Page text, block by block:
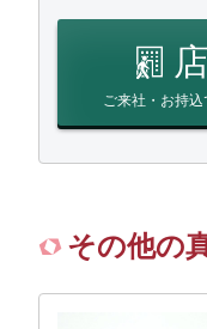
ご来社・お持込
その他の